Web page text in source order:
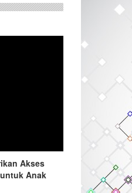
Akses
Anak